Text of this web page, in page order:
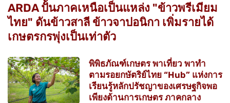
ARDA ปั้นภาคเหนือเป็นแหล่ง "ข้าวพรีเมียม
ไทย" ดันข้าวสาลี ข้าวจาปอนิกา เพิ่มรายได้
เกษตรกรพุ่งเป็นเท่าตัว
พิพิธภัณฑ์เกษตร พาเที่ยว พาทำ
ตามรอยกษัตริย์ไทย “Hub” แห่งการ
เรียนรู้หลักปรัชญาของเศรษฐกิจพอ
เพียงด้านการเกษตร ภาคกลาง